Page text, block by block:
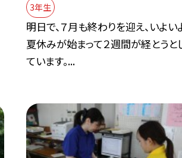
3年生
明日で、７月も終わりを迎え、いよい
夏休みが始まって２週間が経とうと
ています。...